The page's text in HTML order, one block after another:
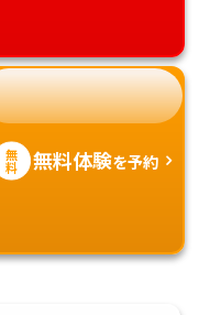
無
料 無料体験を予約